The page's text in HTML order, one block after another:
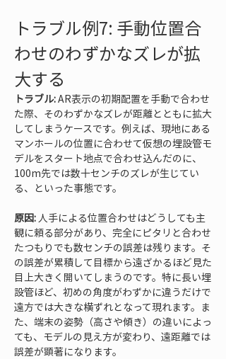
トラブル例7: 手動位置合
わせのわずかなズレが拡
大する
トラブル: AR表示の初期配置を手動で合わせ
た際、そのわずかなズレが距離とともに拡大
してしまうケースです。例えば、現地にある
マンホールの位置に合わせて仮想の埋設管モ
デルをスタート地点で合わせ込んだのに、
100m先では数十センチのズレが生じてい
る、といった事態です。
原因: 人手による位置合わせはどうしても主
観に頼る部分があり、完全にピタリと合わせ
たつもりでも数センチの誤差は残ります。そ
の誤差が累積して目標から遠ざかるほど見た
目上大きく開いてしまうのです。特に長い埋
設管ほど、初めの角度がわずかに違うだけで
遠方では大きな横ずれとなって現れます。ま
た、端末の姿勢（高さや傾き）の違いによっ
ても、モデルの見え方が変わり、遠距離では
誤差が顕著になります。